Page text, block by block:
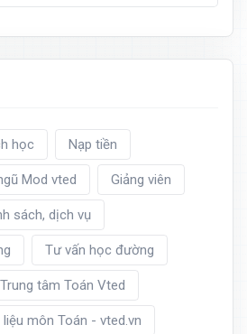
học Nạp tiền
Mod vted Giảng viên
sách, dịch vụ
Tư vấn học đường
Trung tâm Toán Vted
liệu môn Toán - vted.vn